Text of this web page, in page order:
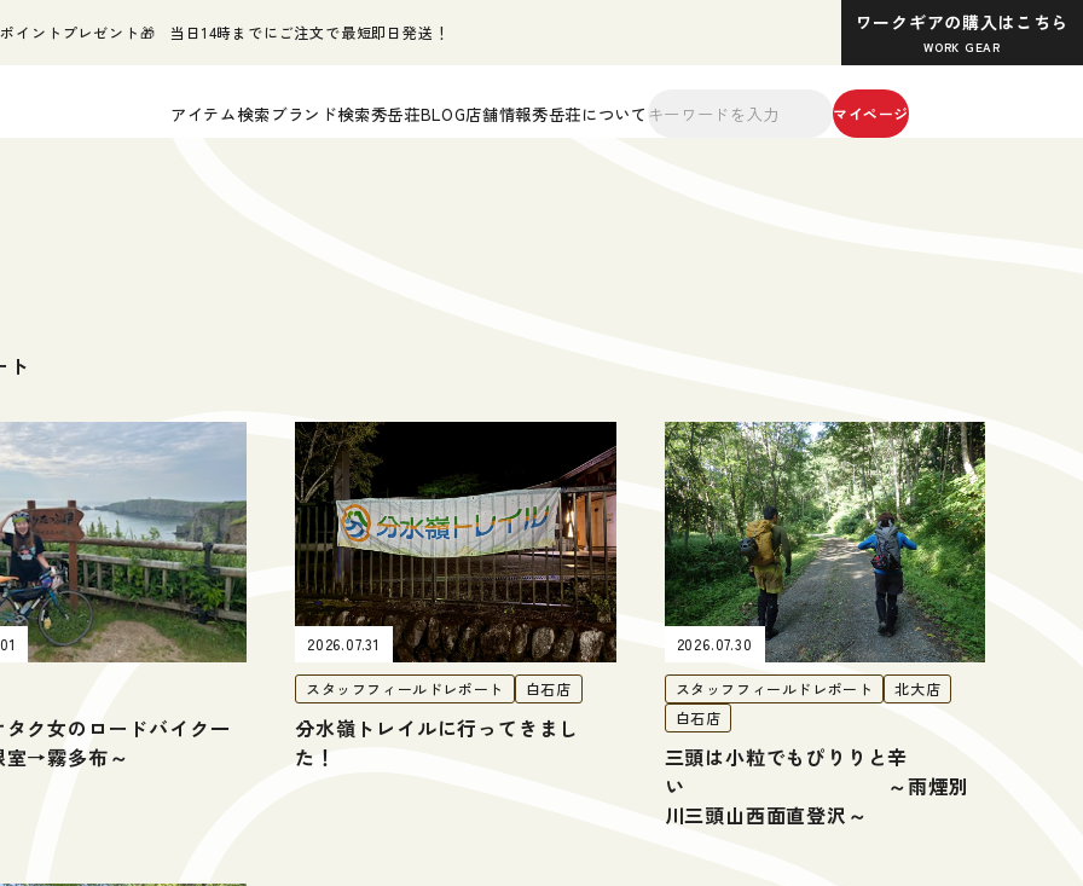
ントプレゼント🎁 当日14時までにご注文で最短即日発送！ ワークギアの購入はこちら
WORK GEAR
アイテム検索ブランド検索秀岳荘BLOG店舗情報秀岳荘について マイページ
ト
ク女のロードバイク一
室→霧多布～
2026.07.31
スタッフフィールドレポート 白石店
分水嶺トレイルに行ってきまし
た！
2026.07.30
スタッフフィールドレポート
北大店
白石店
三頭は小粒でもぴりりと辛
い ～雨煙別
川三頭山西面直登沢～